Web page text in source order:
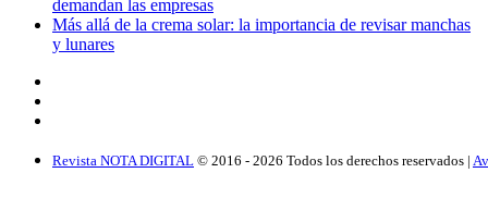
demandan las empresas
Más allá de la crema solar: la importancia de revisar manchas
y lunares
Revista NOTA DIGITAL © 2016 - 2026 Todos los derechos reservados |